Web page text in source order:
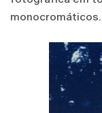
monocromáticos.